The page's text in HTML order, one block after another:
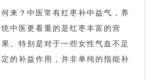
来？中医常有红枣补中益气，养
中医更看重的是红枣丰富的营
。特别是对于一些女性气血不足
的补益作用，并非单纯的指能补